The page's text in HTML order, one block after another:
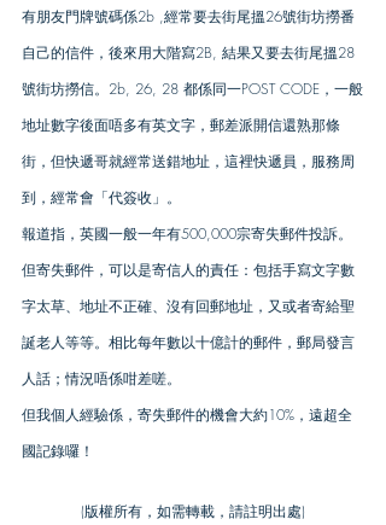
有朋友門牌號碼係2b ,經常要去街尾搵26號街坊撈番
自己的信件，後來用大階寫2B, 結果又要去街尾搵28
號街坊撈信。2b, 26, 28 都係同一POST CODE，一般
地址數字後面唔多有英文字，郵差派開信還熟那條
街，但快遞哥就經常送錯地址，這裡快遞員，服務周
到，經常會「代簽收」。
報道指，英國一般一年有500,000宗寄失郵件投訴。
但寄失郵件，可以是寄信人的責任：包括手寫文字數
字太草、地址不正確、沒有回郵地址，又或者寄給聖
誕老人等等。相比每年數以十億計的郵件，郵局發言
人話；情況唔係咁差嗟。
但我個人經驗係，寄失郵件的機會大約10%，遠超全
國記錄囉！
(版權所有，如需轉載，請註明出處)